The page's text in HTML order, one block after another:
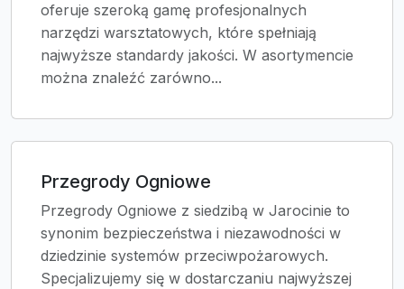
oferuje szeroką gamę profesjonalnych
narzędzi warsztatowych, które spełniają
najwyższe standardy jakości. W asortymencie
można znaleźć zarówno...
Przegrody Ogniowe
Przegrody Ogniowe z siedzibą w Jarocinie to
synonim bezpieczeństwa i niezawodności w
dziedzinie systemów przeciwpożarowych.
Specjalizujemy się w dostarczaniu najwyższej